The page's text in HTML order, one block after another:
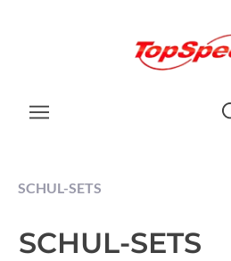
SCHUL-SETS
SCHUL-SETS